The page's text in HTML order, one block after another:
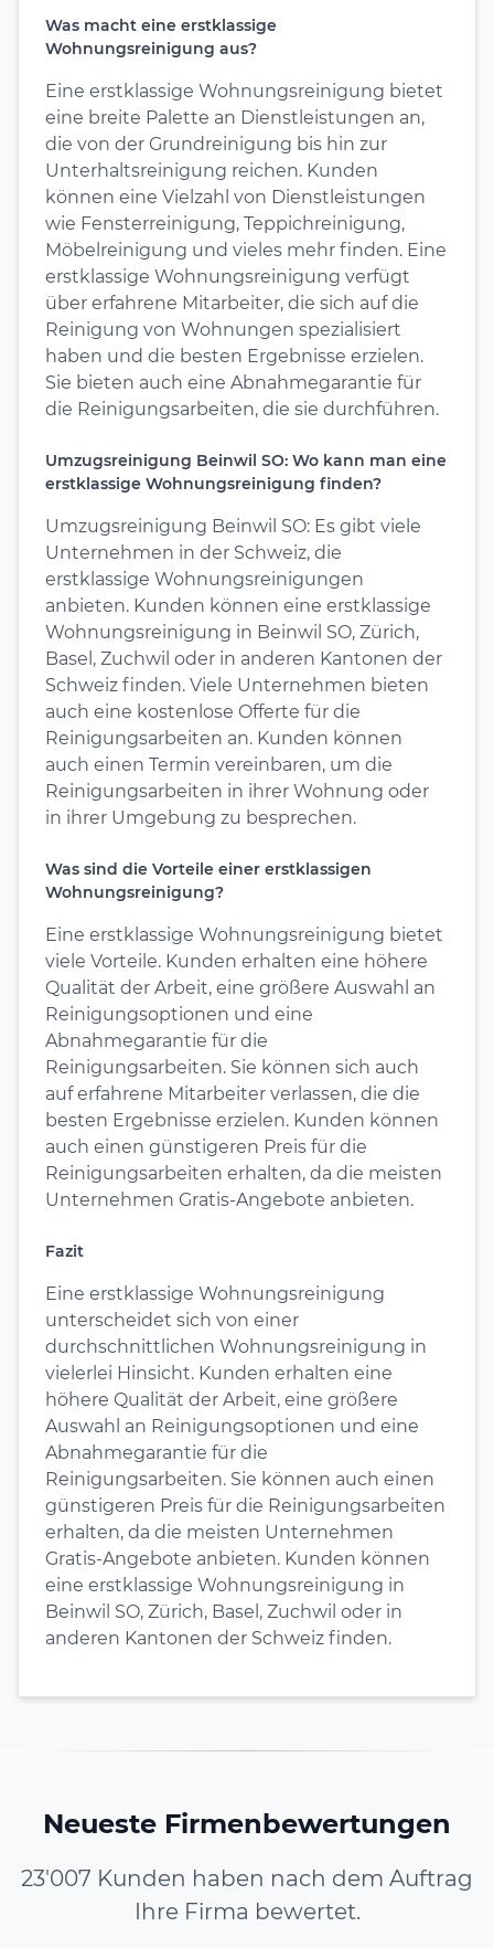
Was macht eine erstklassige
Wohnungsreinigung aus?
Eine erstklassige Wohnungsreinigung bietet
eine breite Palette an Dienstleistungen an,
die von der Grundreinigung bis hin zur
Unterhaltsreinigung reichen. Kunden
können eine Vielzahl von Dienstleistungen
wie Fensterreinigung, Teppichreinigung,
Möbelreinigung und vieles mehr finden. Eine
erstklassige Wohnungsreinigung verfügt
über erfahrene Mitarbeiter, die sich auf die
Reinigung von Wohnungen spezialisiert
haben und die besten Ergebnisse erzielen.
Sie bieten auch eine Abnahmegarantie für
die Reinigungsarbeiten, die sie durchführen.
Umzugsreinigung Beinwil SO: Wo kann man eine
erstklassige Wohnungsreinigung finden?
Umzugsreinigung Beinwil SO: Es gibt viele
Unternehmen in der Schweiz, die
erstklassige Wohnungsreinigungen
anbieten. Kunden können eine erstklassige
Wohnungsreinigung in Beinwil SO, Zürich,
Basel, Zuchwil oder in anderen Kantonen der
Schweiz finden. Viele Unternehmen bieten
auch eine kostenlose Offerte für die
Reinigungsarbeiten an. Kunden können
auch einen Termin vereinbaren, um die
Reinigungsarbeiten in ihrer Wohnung oder
in ihrer Umgebung zu besprechen.
Was sind die Vorteile einer erstklassigen
Wohnungsreinigung?
Eine erstklassige Wohnungsreinigung bietet
viele Vorteile. Kunden erhalten eine höhere
Qualität der Arbeit, eine größere Auswahl an
Reinigungsoptionen und eine
Abnahmegarantie für die
Reinigungsarbeiten. Sie können sich auch
auf erfahrene Mitarbeiter verlassen, die die
besten Ergebnisse erzielen. Kunden können
auch einen günstigeren Preis für die
Reinigungsarbeiten erhalten, da die meisten
Unternehmen Gratis-Angebote anbieten.
Fazit
Eine erstklassige Wohnungsreinigung
unterscheidet sich von einer
durchschnittlichen Wohnungsreinigung in
vielerlei Hinsicht. Kunden erhalten eine
höhere Qualität der Arbeit, eine größere
Auswahl an Reinigungsoptionen und eine
Abnahmegarantie für die
Reinigungsarbeiten. Sie können auch einen
günstigeren Preis für die Reinigungsarbeiten
erhalten, da die meisten Unternehmen
Gratis-Angebote anbieten. Kunden können
eine erstklassige Wohnungsreinigung in
Beinwil SO, Zürich, Basel, Zuchwil oder in
anderen Kantonen der Schweiz finden.
Neueste Firmenbewertungen
23'007 Kunden haben nach dem Auftrag
Ihre Firma bewertet.